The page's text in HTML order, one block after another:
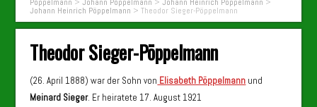
Johann Heinrich Pöppelmann >Theodor Sieger-Pöppelmann
Theodor Sieger-Pöppelmann
(26. April 1888) war der Sohn von Elisabeth Pöppelmann und
Meinard Sieger. Er heiratete 17. August 1921